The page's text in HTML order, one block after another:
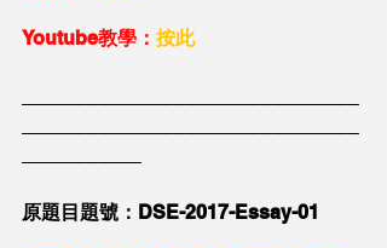
Youtube教學： 按此
原題目題號：DSE-2017-Essay-01